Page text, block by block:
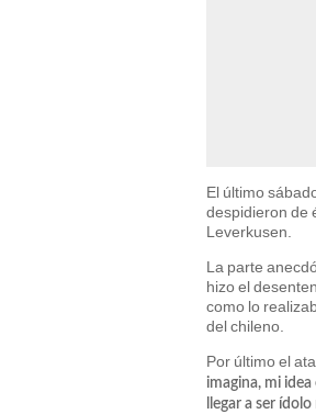
El último
despidieron de
Leverkusen.
La parte
hizo el
como lo
del chileno.
Por último el
imagina, mi
llegar a ser